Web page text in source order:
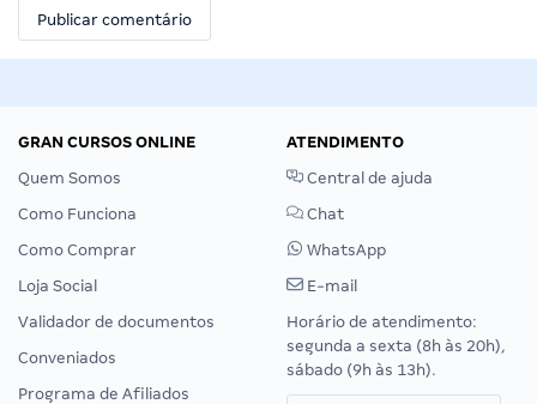
GRAN CURSOS ONLINE
Quem Somos
Como Funciona
Como Comprar
Loja Social
Validador de documentos
Conveniados
Programa de Afiliados
ATENDIMENTO
Central de ajuda
Chat
WhatsApp
E-mail
Horário de atendimento:
segunda a sexta (8h às 20h),
sábado (9h às 13h).